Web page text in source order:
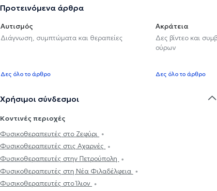
Προτεινόμενα άρθρα
Αυτισμός
Διάγνωση, συμπτώματα και θεραπείες
Δες όλο το άρθρο
Ακράτεια
Δες βίντεο και
ούρων
Δες όλο το άρθρο
Χρήσιμοι σύνδεσμοι
Κοντινές περιοχές
Φυσικοθεραπευτές στο Ζεφύρι
Φυσικοθεραπευτές στις Αχαρνές
Φυσικοθεραπευτές στην Πετρούπολη
Φυσικοθεραπευτές στη Νέα Φιλαδέλφεια
Φυσικοθεραπευτές στο Ίλιον